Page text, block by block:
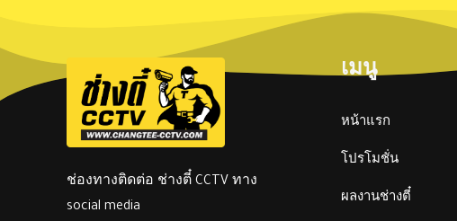
ช่องทางติดต่อ ช่างตี๋ CCTV ทาง
social media
เมนู
หน้าแรก
โปรโมชั่น
ผลงานช่างตี๋